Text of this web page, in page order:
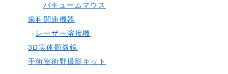
バキュームマウス
歯科関連機器
レーザー溶接機
3D実体顕微鏡
手術室術野撮影キット